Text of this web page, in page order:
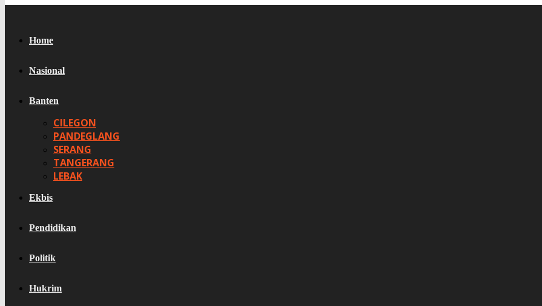
Home
Nasional
Banten
CILEGON
PANDEGLANG
SERANG
TANGERANG
LEBAK
Ekbis
Pendidikan
Politik
Hukrim